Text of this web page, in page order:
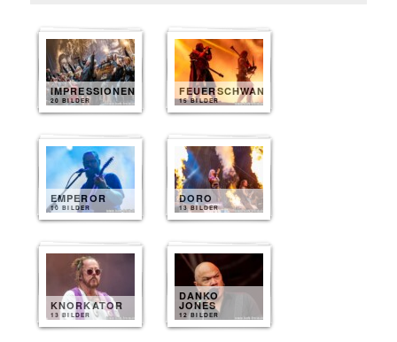
IMPRESSIONEN
20 BILDER
FEUERSCHWANZ
15 BILDER
EMPEROR
10 BILDER
DORO
13 BILDER
KNORKATOR
13 BILDER
DANKO
JONES
12 BILDER